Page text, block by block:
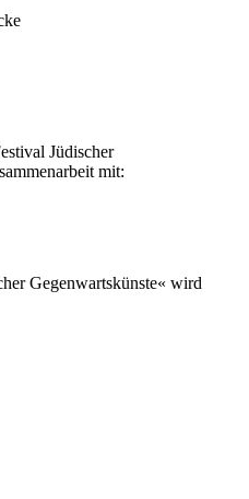
Jüdischer
mit:
Gegenwartskünste« wird